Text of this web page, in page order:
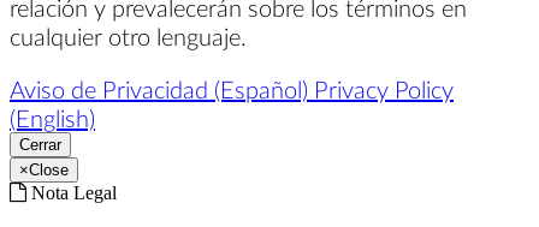
relación y prevalecerán sobre los términos en
cualquier otro lenguaje.
Aviso de Privacidad (Español) Privacy Policy
(English)
Cerrar
×Close
Nota Legal